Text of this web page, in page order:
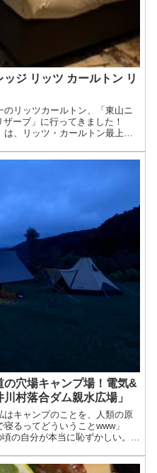
ッジ リッツ カールトン リ
リッツカールトン、「東山ニ
ーブ」に行ってきました！
、リッツ・カールトン最上級
の穴場キャンプ場！電気&
村落合ダム親水広場」
キャンプのことを、人類の原
るってどういうことwww」
の自分が本当に恥ずかしい。キ